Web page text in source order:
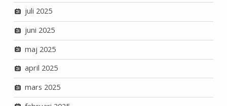
juli 2025
juni 2025
maj 2025
april 2025
mars 2025